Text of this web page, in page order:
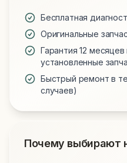
Бесплатная
Оригинальные
Гарантия 12
установленные
Быстрый ремонт в
случаев)
Почему выбирают